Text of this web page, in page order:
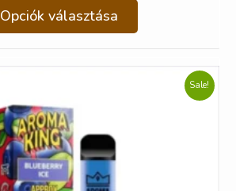
Opciók választása
Sale!